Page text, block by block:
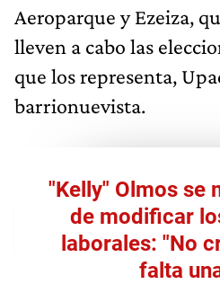
Aeroparque y Ezeiza,
lleven a cabo las
que los representa,
barrionuevista.
"Kelly" Olmos se
de modificar
laborales: "No
falta